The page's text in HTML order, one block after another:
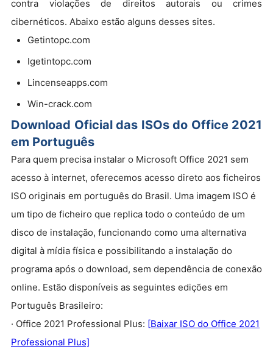
contra violações de direitos autorais ou crimes
cibernéticos. Abaixo estão alguns desses sites.
Getintopc.com
Igetintopc.com
Lincenseapps.com
Win-crack.com
Download Oficial das ISOs do Office 2021
em Português
Para quem precisa instalar o Microsoft Office 2021 sem
acesso à internet, oferecemos acesso direto aos ficheiros
ISO originais em português do Brasil. Uma imagem ISO é
um tipo de ficheiro que replica todo o conteúdo de um
disco de instalação, funcionando como uma alternativa
digital à mídia física e possibilitando a instalação do
programa após o download, sem dependência de conexão
online. Estão disponíveis as seguintes edições em
Português Brasileiro:
· Office 2021 Professional Plus: [Baixar ISO do Office 2021
Professional Plus]